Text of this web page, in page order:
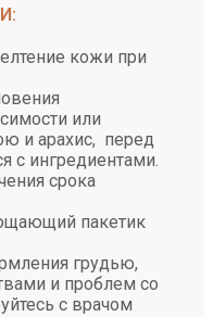
кожи при
или
и арахис, перед
с ингредиентами.
срока
пакетик
грудью,
и проблем со
с врачом